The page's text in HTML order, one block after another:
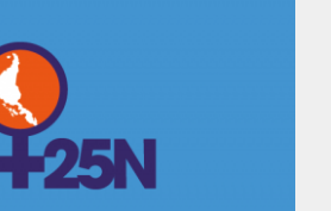
La Boletina
Blog